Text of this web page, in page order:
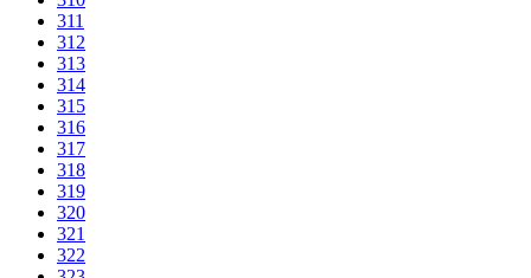
311
312
313
314
315
316
317
318
319
320
321
322